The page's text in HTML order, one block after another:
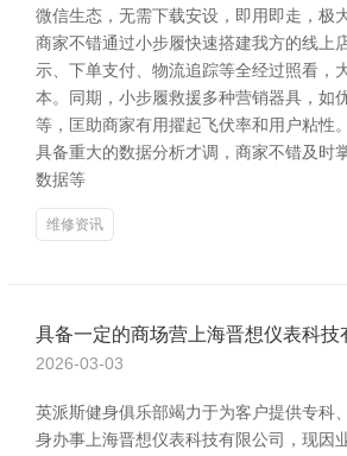
微信生态，无需下载安设，即用即走，极
商家不错通过小步履快速搭建我方的线上
示、下单支付、物流追踪等全经过照看，
本。同期，小步履救援多种营销器具，如
等，匡助商家有用擢起飞伏率和用户粘性
具备重大的数据分析才调，商家不错及时
数据等
维修资讯
具备一定的商场营上海晋想仪表科技
2026-03-03
英派斯健身俱乐部竭力于为客户提供专科
身办事上海晋想仪表科技有限公司，现因